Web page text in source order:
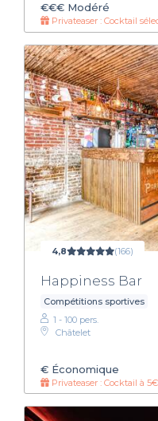
€€€ Modéré
Privateaser : Cocktail
4,8 (166)
Happiness Bar
Compétitions sportives
1 - 100 pers.
Châtelet
€ Économique
Privateaser : Cocktail à